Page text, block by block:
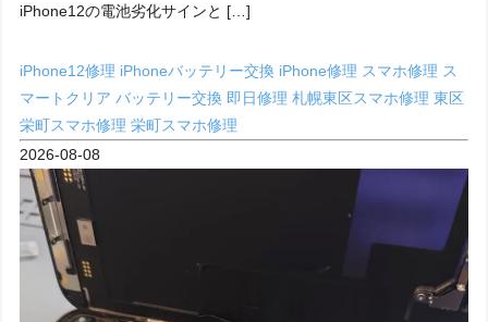
iPhone12の電池劣化サインと […]
iPhone12修理 iPhoneバッテリー交換 iPhone修理 スマホ修理 ス
マートクリアバッテリー交換 即日修理札幌東区スマホ修理東区
栄町スマホ修理栄町スマホ修理
2026-08-08